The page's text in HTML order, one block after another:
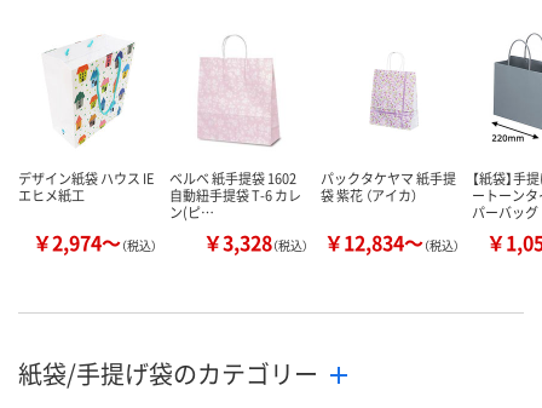
数量
カゴへ
お取り扱い終了しま
した
メーカー都
販売停止中
デザイン紙袋 ハウス IE
エヒメ紙工
￥2,974～（税込）
ベルベ 紙手提袋 1602
自動紐手提袋 T-6 カレ
ン(ピ…
￥3,328（税込）
パックタケヤマ 紙手提
袋 紫花 （アイカ）
￥12,834～（税込）
【紙袋】手
ートーン
パーバッグ
￥
紙袋/手提げ袋のカテゴリー